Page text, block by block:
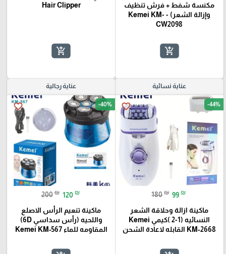
مكنسة شفط + فرش تنظيف
وإزالة الشعر) - Kemei KM-
CW2098
add_shopping_cart
Hair Clipper
add_shopping_cart
عناية نسائية
favorite_border -44%
180 ₪ 99 ₪
ماكينة ازالة وحلاقة الشعر
النسائيه (1-2 )كيمي Kemei
KM‑2668 القابله لاعادة الشحن
عناية رجالية
favorite_border -40%
200 ₪ 120 ₪
ماكينة تنعيم الرأس الاصلع
واللحيه (رأس سداسي 6D)
المقاومه للماء Kemei KM‑567